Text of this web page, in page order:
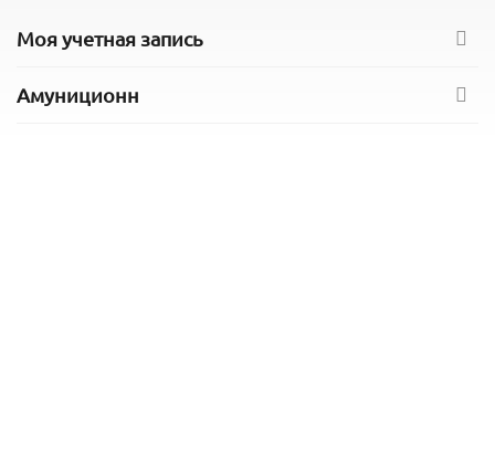
Моя учетная запись
Амуниционн